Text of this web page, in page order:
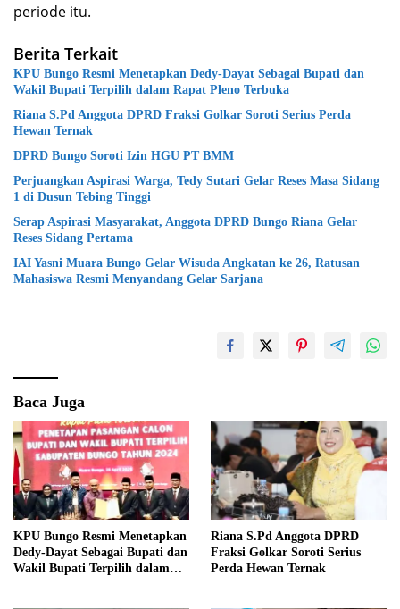
periode itu.
Berita Terkait
KPU Bungo Resmi Menetapkan Dedy-Dayat Sebagai Bupati dan
Wakil Bupati Terpilih dalam Rapat Pleno Terbuka
Riana S.Pd Anggota DPRD Fraksi Golkar Soroti Serius Perda
Hewan Ternak
DPRD Bungo Soroti Izin HGU PT BMM
Perjuangkan Aspirasi Warga, Tedy Sutari Gelar Reses Masa Sidang
1 di Dusun Tebing Tinggi
Serap Aspirasi Masyarakat, Anggota DPRD Bungo Riana Gelar
Reses Sidang Pertama
IAI Yasni Muara Bungo Gelar Wisuda Angkatan ke 26, Ratusan
Mahasiswa Resmi Menyandang Gelar Sarjana
Baca Juga
KPU Bungo Resmi Menetapkan
Dedy-Dayat Sebagai Bupati dan
Wakil Bupati Terpilih dalam
Riana S.Pd Anggota DPRD
Fraksi Golkar Soroti Serius
Perda Hewan Ternak